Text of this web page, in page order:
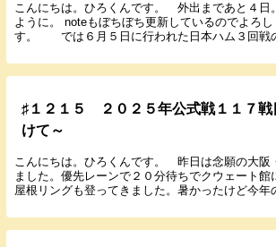
こんにちは。ひろくんです。 外出まであと４日
ように。 noteもぼちぼち更新しているのでよろし
す。 では６月５日に行われた日本ハム３回戦
♯１２１５ ２０２５年公式戦１１７
けて～
こんにちは。ひろくんです。 昨日は念願の大阪
ました。優先レーンで２０分待ちでクウェート館
屋根リングも登ってきました。暑かったけど今年